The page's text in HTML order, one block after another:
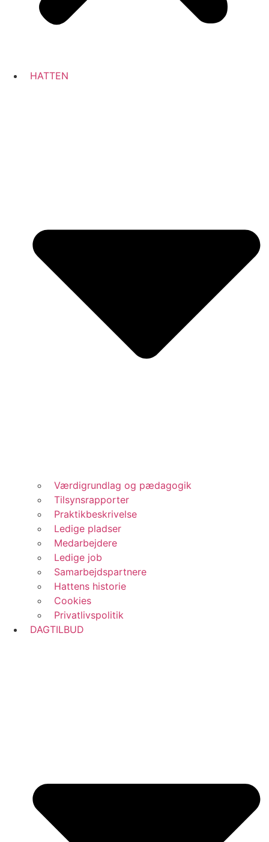
HATTEN
Værdigrundlag og pædagogik
Tilsynsrapporter
Praktikbeskrivelse
Ledige pladser
Medarbejdere
Ledige job
Samarbejdspartnere
Hattens historie
Cookies
Privatlivspolitik
DAGTILBUD